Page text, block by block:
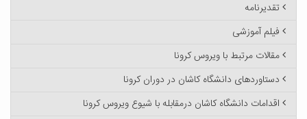
تقدیرنامه
فیلم آموزشی
مقالات مرتبط با ویروس کرونا
دستاوردهای دانشگاه کاشان در دوران کرونا
اقدامات دانشگاه کاشان درمقابله با شیوع ویروس کرونا